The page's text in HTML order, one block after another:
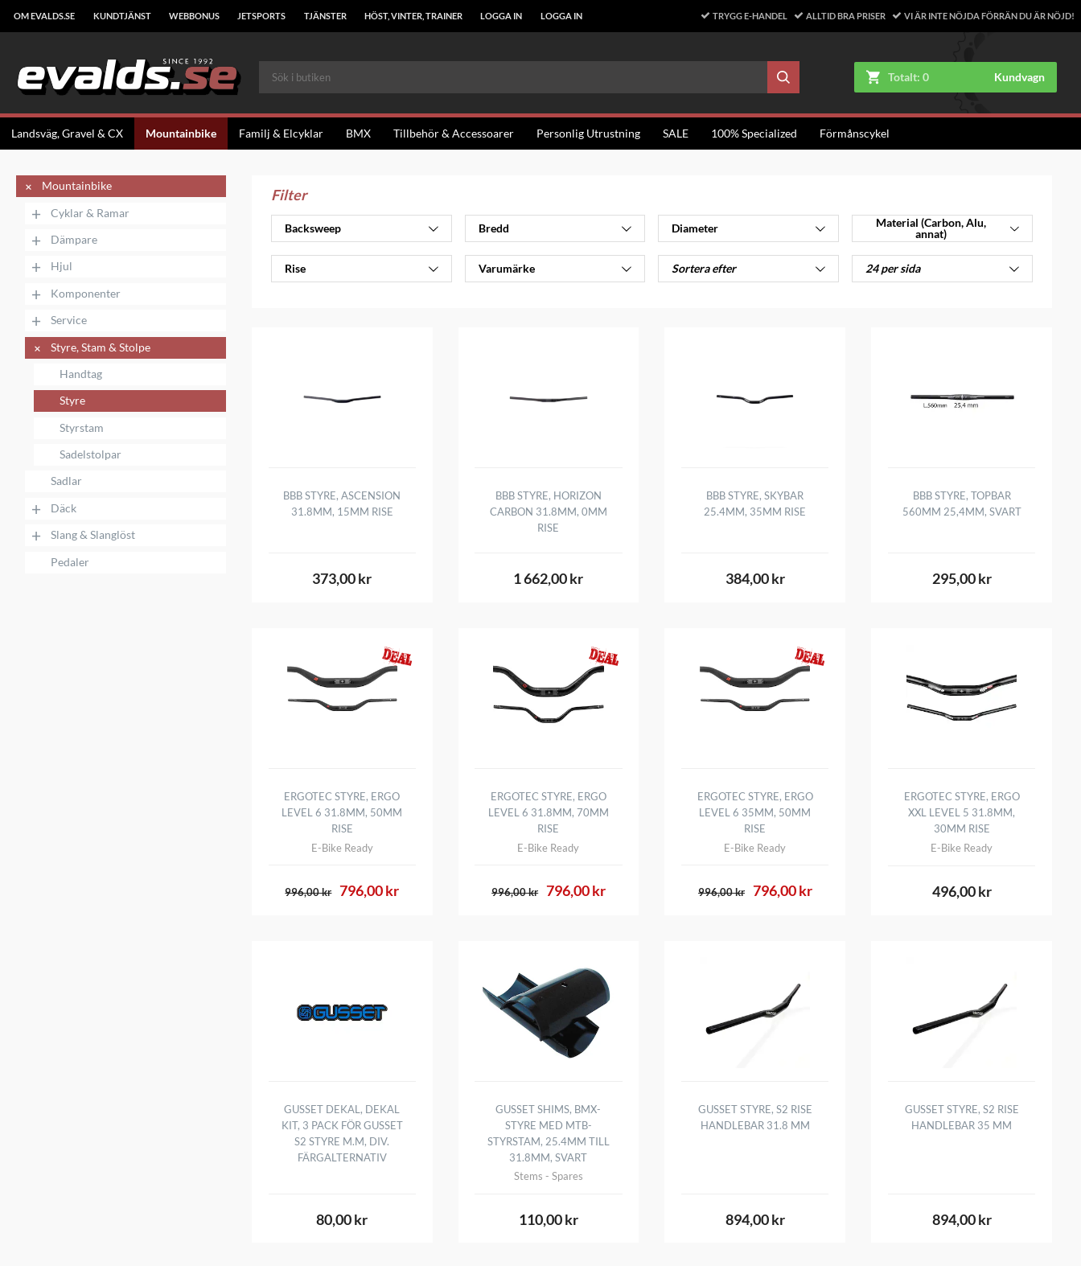
OM EVALDS.SE KUNDTJÄNST WEBBONUS JETSPORTS TJÄNSTER HÖST, VINTER, TRAINER LOGGA IN LOGGA IN TRYGG E-HANDEL ALLTID BRA PRISER VI ÄR INTE NÖJDA FÖRRÄN DU ÄR NÖJD!
Totalt: 0 Kundvagn
Landsväg, Gravel & CX Mountainbike Familj & Elcyklar BMX Tillbehör & Accessoarer Personlig Utrustning SALE 100% Specialized Förmånscykel
+ Mountainbike
+ Cyklar & Ramar
+ Dämpare
+ Hjul
+ Komponenter
+ Service
+ Styre, Stam & Stolpe
Handtag
Styre
Styrstam
Sadelstolpar
Sadlar
+ Däck
+ Slang & Slanglöst
Pedaler
Filter
Backsweep Bredd Diameter
Material (Carbon, Alu,
annat)
Rise Varumärke Sortera efter 24 per sida
BBB STYRE, ASCENSION
31.8MM, 15MM RISE
373,00 kr
BBB STYRE, HORIZON
CARBON 31.8MM, 0MM
RISE
1 662,00 kr
BBB STYRE, SKYBAR
25.4MM, 35MM RISE
384,00 kr
BBB STYRE, TOPBAR
560MM 25,4MM, SVART
295,00 kr
ERGOTEC STYRE, ERGO
LEVEL 6 31.8MM, 50MM
RISE
E-Bike Ready
796,00 kr
996,00 kr
ERGOTEC STYRE, ERGO
LEVEL 6 31.8MM, 70MM
RISE
E-Bike Ready
796,00 kr
996,00 kr
ERGOTEC STYRE, ERGO
LEVEL 6 35MM, 50MM
RISE
E-Bike Ready
796,00 kr
996,00 kr
ERGOTEC STYRE, ERGO
XXL LEVEL 5 31.8MM,
30MM RISE
E-Bike Ready
496,00 kr
GUSSET DEKAL, DEKAL
KIT, 3 PACK FÖR GUSSET
S2 STYRE M.M, DIV.
FÄRGALTERNATIV
80,00 kr
GUSSET SHIMS, BMX-
STYRE MED MTB-
STYRSTAM, 25.4MM TILL
31.8MM, SVART
Stems - Spares
110,00 kr
GUSSET STYRE, S2 RISE
HANDLEBAR 31.8 MM
894,00 kr
GUSSET STYRE, S2 RISE
HANDLEBAR 35 MM
894,00 kr